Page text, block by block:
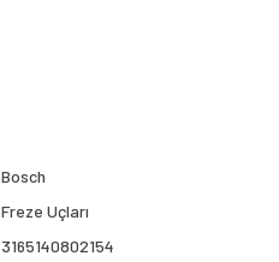
Bosch
Freze Uçları
3165140802154